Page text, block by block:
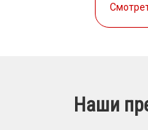
Наши